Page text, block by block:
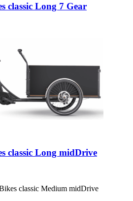
classic Long 7 Gear
classic Long midDrive